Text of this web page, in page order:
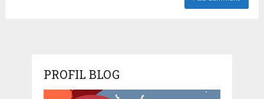
PROFIL BLOG